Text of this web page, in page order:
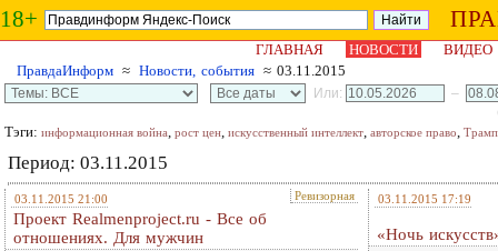
18+
ГЛАВНАЯ НОВОСТИ
ВИДЕО
ПравдаИнформ ≈ Новости, события ≈ 03.11.2015
Или:
–
Тэги: информационная война, рост цен, искусственный интеллект, авторское право, Трамп
Период: 03.11.2015
03.11.2015 21:00 Ревизорная
Проект Realmenproject.ru - Все об
отношениях. Для мужчин
03.11.2015 17:19
«Ночь